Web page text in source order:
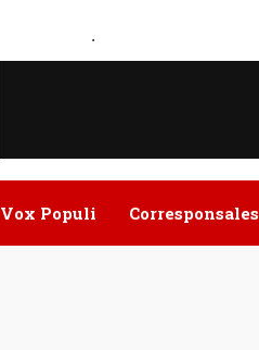
.
Vox Populi Corresponsales